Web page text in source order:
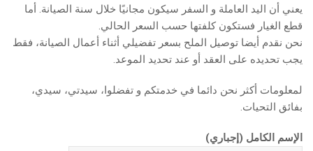
يعني أن اليد العاملة و السفر سيكون مجانيًا خلال سنة الصيانة. أما
قطع الغيار فستكون كلفتها حسب السعر الحالي.
نحن نقدم أيضا توصيل الملح بسعر تفضيلي أثناء أعمال الصيانة، فقط
يجب تحديده على العقد أو عند تحديد الموعد.
لمعلومات أكثر نحن دائما في خدمتكم و تفضلوا، سيدتي، سيدي،
بفائق التحيات.
الإسم الكامل (إجباري)